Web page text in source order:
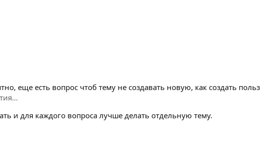
еще есть вопрос чтоб тему не создавать новую, как создать
и для каждого вопроса лучше делать отдельную тему.